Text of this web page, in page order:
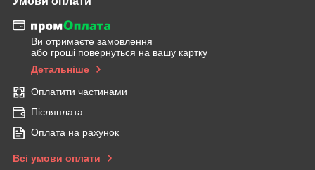
Ви отримаєте замовлення
або гроші повернуться на вашу картку
Детальніше
Оплатити частинами
Післяплата
Оплата на рахунок
Всі умови оплати